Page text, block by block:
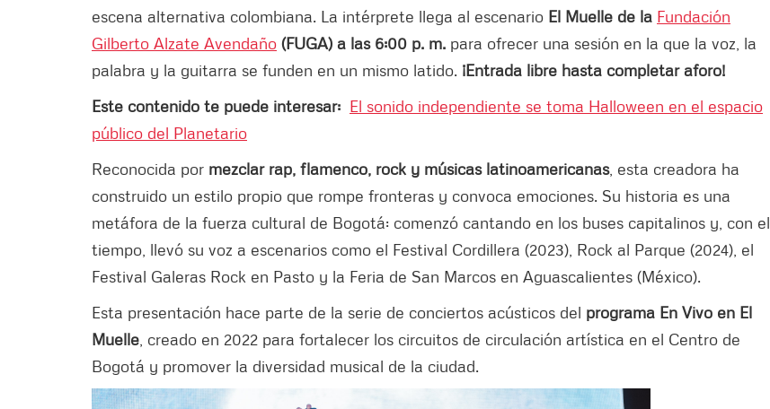
escena alternativa colombiana. La intérprete llega al escenario El Muelle de la Fundación
Gilberto Alzate Avendaño (FUGA) a las 6:00 p. m. para ofrecer una sesión en la que la voz, la
palabra y la guitarra se funden en un mismo latido. ¡Entrada libre hasta completar aforo!
Este contenido te puede interesar: El sonido independiente se toma Halloween en el espacio
público del Planetario
Reconocida por mezclar rap, flamenco, rock y músicas latinoamericanas, esta creadora ha
construido un estilo propio que rompe fronteras y convoca emociones. Su historia es una
metáfora de la fuerza cultural de Bogotá: comenzó cantando en los buses capitalinos y, con el
tiempo, llevó su voz a escenarios como el Festival Cordillera (2023), Rock al Parque (2024), el
Festival Galeras Rock en Pasto y la Feria de San Marcos en Aguascalientes (México).
Esta presentación hace parte de la serie de conciertos acústicos del programa En Vivo en El
Muelle , creado en 2022 para fortalecer los circuitos de circulación artística en el Centro de
Bogotá y promover la diversidad musical de la ciudad.